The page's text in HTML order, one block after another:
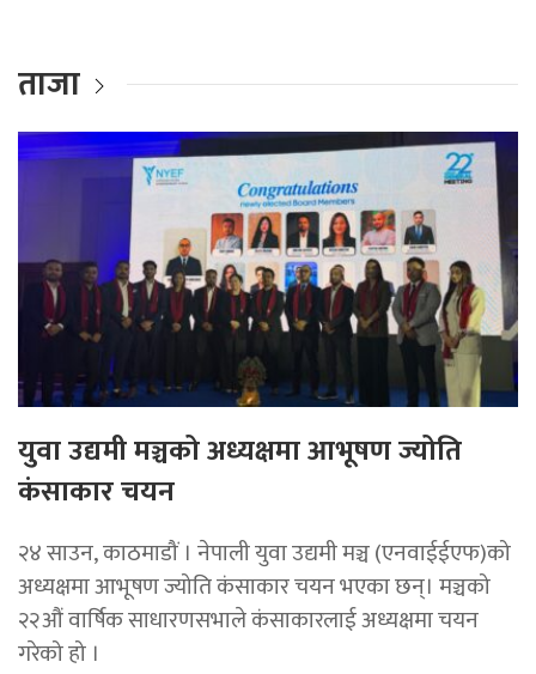
ताजा
युवा उद्यमी मञ्चको अध्यक्षमा आभूषण ज्योति
कंसाकार चयन
२४ साउन, काठमाडौं । नेपाली युवा उद्यमी मञ्च (एनवाईईएफ)को
अध्यक्षमा आभूषण ज्योति कंसाकार चयन भएका छन्। मञ्चको
२२औं वार्षिक साधारणसभाले कंसाकारलाई अध्यक्षमा चयन
गरेको हो ।